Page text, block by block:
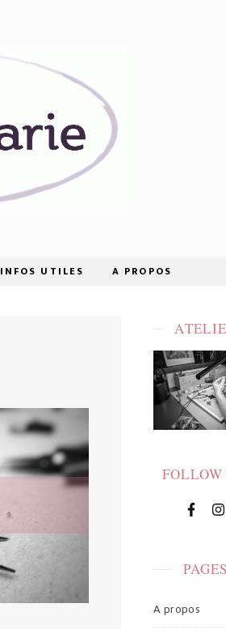
INFOS UTILES A PROPOS
PAGES
A propos